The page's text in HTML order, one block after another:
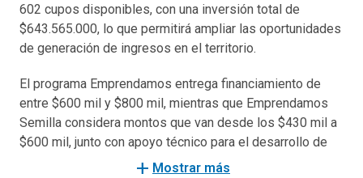
602 cupos disponibles, con una inversión total de
$643.565.000, lo que permitirá ampliar las oportunidades
de generación de ingresos en el territorio.
El programa Emprendamos entrega financiamiento de
entre $600 mil y $800 mil, mientras que Emprendamos
Semilla considera montos que van desde los $430 mil a
$600 mil, junto con apoyo técnico para el desarrollo de
add Mostrar más